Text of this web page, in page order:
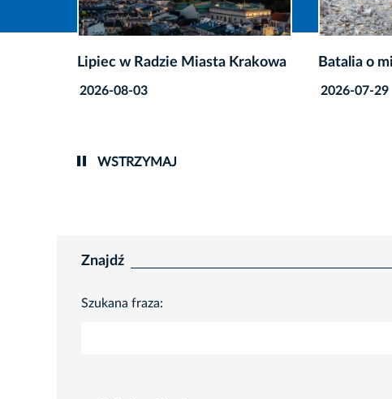
Batalia o miasto bez dzików trwa
2026-07-29
Nazwa dla
WSTRZYMAJ
Znajdź
Szukana fraza: